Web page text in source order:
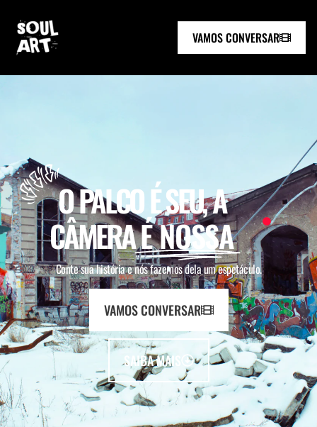
VAMOS CONVERSAR
O PALCO É SEU, A
CÂMERAÉ NOSSA
Conte sua história e nós fazemos dela um espetáculo.
VAMOS CONVERSAR
SAIBA MAIS